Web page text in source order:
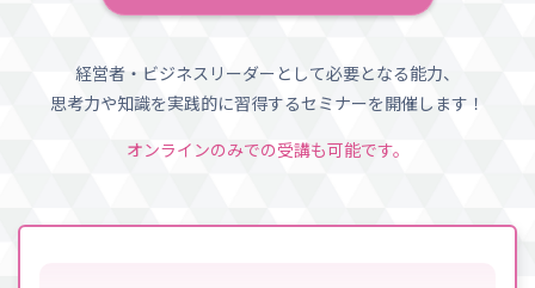
経営者・ビジネスリーダーとして必要となる能力、
思考力や知識を実践的に習得するセミナーを開催します！
オンラインのみでの受講も可能です。